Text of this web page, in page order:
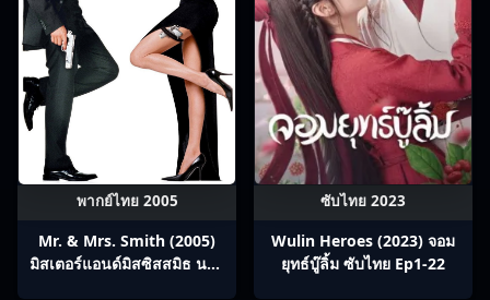
พากย์ไทย 2005
Mr. & Mrs. Smith (2005)
มิสเตอร์แอนด์มิสซิสสมิธ นาย
ซับไทย 2023
Wulin Heroes (2023) จอม
ยุทธ์บู๊ลิ้ม ซับไทย Ep1-22